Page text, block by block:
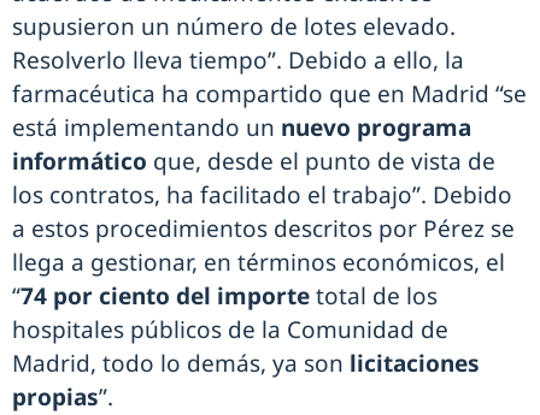
supusieron un número de lotes elevado.
Resolverlo lleva tiempo”. Debido a ello, la
farmacéutica ha compartido que en Madrid “se
está implementando un nuevo programa
informático que, desde el punto de vista de
los contratos, ha facilitado el trabajo”. Debido
a estos procedimientos descritos por Pérez se
llega a gestionar, en términos económicos, el
“74 por ciento del importetotal de los
hospitales públicos de la Comunidad de
Madrid, todo lo demás, ya son licitaciones
propias”.